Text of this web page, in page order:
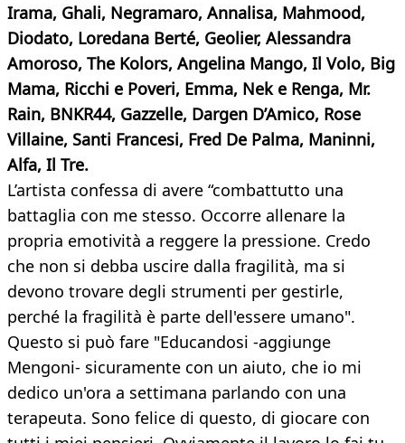
Irama, Ghali, Negramaro, Annalisa, Mahmood,
Diodato, Loredana Berté, Geolier, Alessandra
Amoroso, The Kolors, Angelina Mango, Il Volo, Big
Mama, Ricchi e Poveri, Emma, Nek e Renga, Mr.
Rain, BNKR44, Gazzelle, Dargen D’Amico, Rose
Villaine, Santi Francesi, Fred De Palma, Maninni,
Alfa, Il Tre.
L’artista confessa di avere “combattutto una
battaglia con me stesso. Occorre allenare la
propria emotività a reggere la pressione. Credo
che non si debba uscire dalla fragilità, ma si
devono trovare degli strumenti per gestirle,
perché la fragilità è parte dell'essere umano".
Questo si può fare "Educandosi -aggiunge
Mengoni- sicuramente con un aiuto, che io mi
dedico un'ora a settimana parlando con una
terapeuta. Sono felice di questo, di giocare con